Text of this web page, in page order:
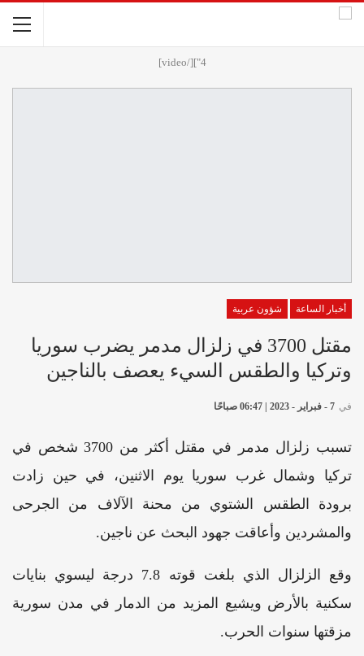
4"][/video]
أخبار الساعة شؤون عربية
مقتل 3700 في زلزال مدمر يضرب سوريا
وتركيا والطقس السيء يعصف بالناجين
في 7 - فبراير - 2023 | 06:47 صباحًا
تسبب زلزال مدمر في مقتل أكثر من 3700 شخص في
تركيا وشمال غرب سوريا يوم الاثنين، في حين زادت
برودة الطقس الشتوي من محنة الآلاف من الجرحى
والمشردين وأعاقت جهود البحث عن ناجين.
وقع الزلزال الذي بلغت قوته 7.8 درجة ليسوي بنايات
سكنية بالأرض ويشيع المزيد من الدمار في مدن سورية
مزقتها سنوات الحرب.